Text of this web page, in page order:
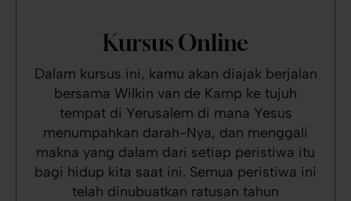
Kursus Online
Dalam kursus ini, kamu akan diajak berjalan
bersama Wilkin van de Kamp ke tujuh
tempat di Yerusalem di mana Yesus
menumpahkan darah-Nya, dan menggali
makna yang dalam dari setiap peristiwa itu
bagi hidup kita saat ini. Semua peristiwa ini
telah dinubuatkan ratusan tahun